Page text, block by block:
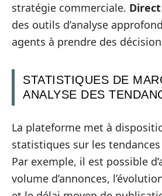
stratégie commerciale.
des outils d’analyse
agents à prendre des
STATISTIQUES DE
ANALYSE DES
La plateforme met à
statistiques sur les
Par exemple, il est possible
volume d’annonces,